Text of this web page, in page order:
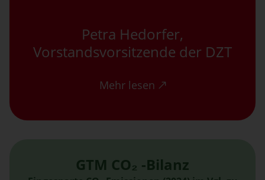
Petra Hedorfer,
Vorstandsvorsitzende der DZT
Mehr lesen
GTM CO₂ -Bilanz